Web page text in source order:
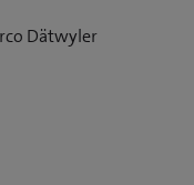
Dätwyler